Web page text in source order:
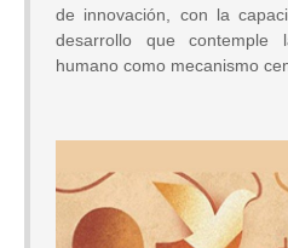
de innovación, con la
desarrollo que contemple
humano como mecanismo